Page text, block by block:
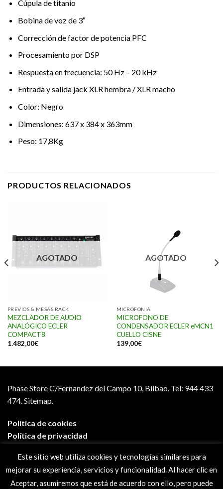
Cúpula de titanio
Bobina de voz de 3″
Corrección de factor de potencia PFC
Procesamiento por DSP
Respuesta en frecuencia: 50 Hz – 20 kHz
Entrada y salida jack XLR hembra / XLR macho
Color: Negro
Dimensiones: 637 x 384 x 363mm
Peso: 17,8Kg
PRODUCTOS RELACIONADOS
AGOTADO
PREVIOS & MESAS RACK
MEZCLADOR DE AUDIO
ANALÓGICO ECLER
COMPACT8
1.482,00€
AGOTADO
MICROFONIA
MICROFONO DE
CONDENSADOR ECLER eMCN1
CUELLO CISNE
139,00€
Phase Store C/Fernandez del Campo 10, Bilbao. Tel: 944 433
474. Sitemap.
Política de cookies
Política de privacidad
Condiciones de compra
Preguntas frecuentes
Este sitio web utiliza cookies y tecnologías similares para
mejorar su experiencia, servicios y funcionalidad. Al hacer clic en
Aceptar, asumiremos que está de acuerdo con ello, pero puede